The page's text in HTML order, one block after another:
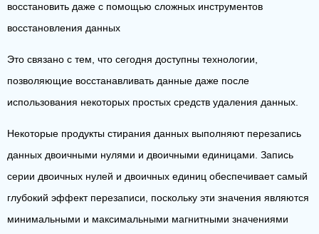
восстановить даже с помощью сложных инструментов
восстановления данных
Это связано с тем, что сегодня доступны технологии,
позволяющие восстанавливать данные даже после
использования некоторых простых средств удаления данных.
Некоторые продукты стирания данных выполняют перезапись
данных двоичными нулями и двоичными единицами. Запись
серии двоичных нулей и двоичных единиц обеспечивает самый
глубокий эффект перезаписи, поскольку эти значения являются
минимальными и максимальными магнитными значениями